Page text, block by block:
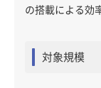
の搭載による効
対象規模